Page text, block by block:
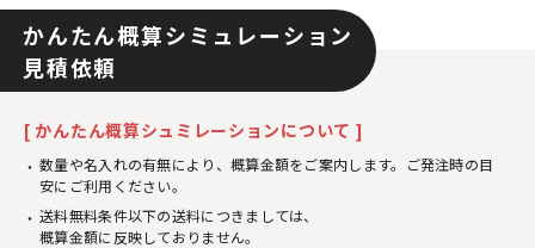
かんたん概算シミュレーション
見積依頼
[ かんたん概算シュミレーションについて ]
数量や名入れの有無により、概算金額をご案内します。ご発注時の目
安にご利用ください。
送料無料条件以下の送料につきましては、
概算金額に反映しておりません。